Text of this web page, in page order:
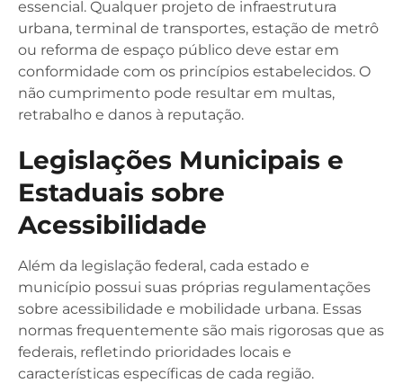
essencial. Qualquer projeto de infraestrutura
urbana, terminal de transportes, estação de metrô
ou reforma de espaço público deve estar em
conformidade com os princípios estabelecidos. O
não cumprimento pode resultar em multas,
retrabalho e danos à reputação.
Legislações Municipais e
Estaduais sobre
Acessibilidade
Além da legislação federal, cada estado e
município possui suas próprias regulamentações
sobre acessibilidade e mobilidade urbana. Essas
normas frequentemente são mais rigorosas que as
federais, refletindo prioridades locais e
características específicas de cada região.